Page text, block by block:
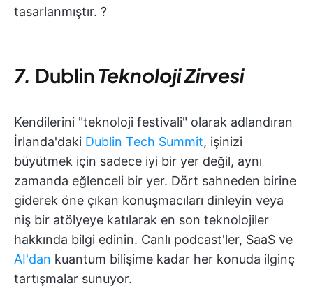
tasarlanmıştır. ?
7. Dublin Teknoloji Zirvesi
Kendilerini "teknoloji festivali" olarak adlandıran
İrlanda'daki Dublin Tech Summit, işinizi
büyütmek için sadece iyi bir yer değil, aynı
zamanda eğlenceli bir yer. Dört sahneden birine
giderek öne çıkan konuşmacıları dinleyin veya
niş bir atölyeye katılarak en son teknolojiler
hakkında bilgi edinin. Canlı podcast'ler, SaaS ve
AI'dan kuantum bilişime kadar her konuda ilginç
tartışmalar sunuyor.